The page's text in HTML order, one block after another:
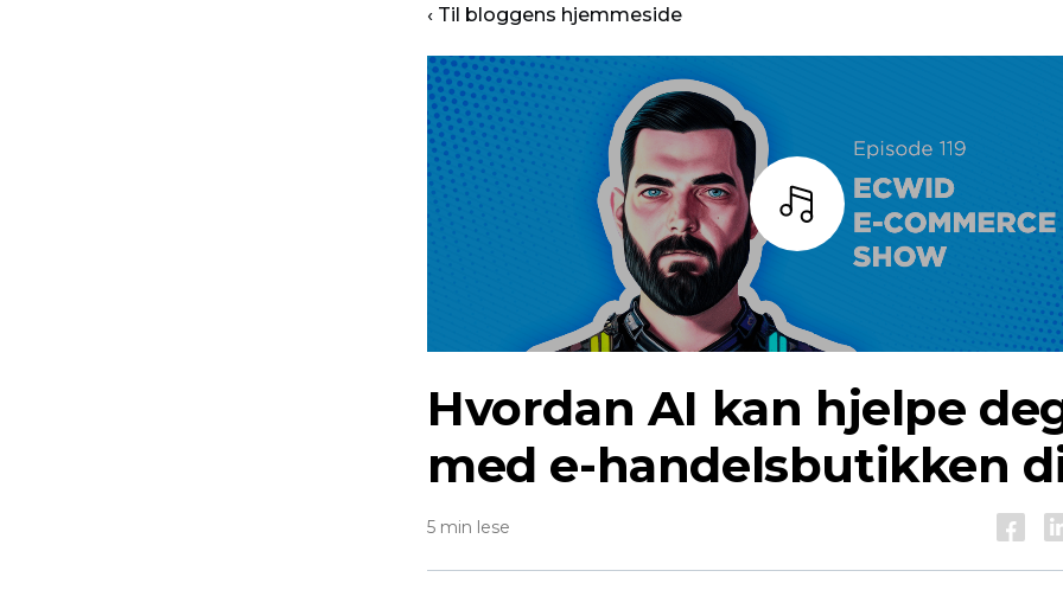
‹ Til bloggens hjemmeside
Hvordan AI kan hjelpe
med e-handelsbutikken
5 min lese